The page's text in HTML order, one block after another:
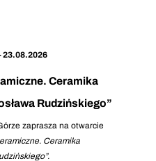
23.08.2026
Ceramika
Rudzińskiego”
zaprasza na otwarcie
Ceramika